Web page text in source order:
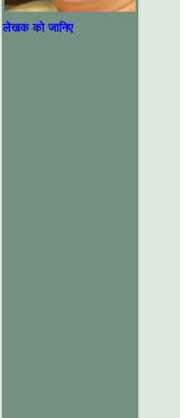
लेखक को जानिए